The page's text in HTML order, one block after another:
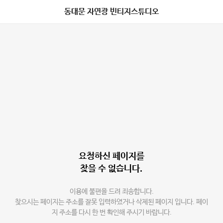
동대문 자연광 빈티지스튜디오
요청하신 페이지를
찾을 수 없습니다.
이용에 불편을 드려 죄송합니다.
찾으시는 페이지는 주소를 잘못 입력하였거나 삭제된 페이지 입니다. 페이
지 주소를 다시 한 번 확인해 주시기 바랍니다.